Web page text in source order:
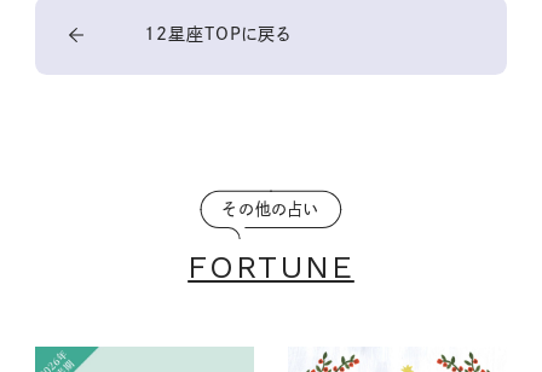
12星座TOPに戻る
その他の占い
FORTUNE